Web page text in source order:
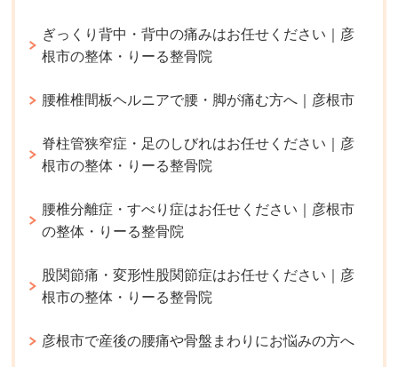
ぎっくり背中・背中の痛みはお任せください｜彦
根市の整体・りーる整骨院
腰椎椎間板ヘルニアで腰・脚が痛む方へ｜彦根市
脊柱管狭窄症・足のしびれはお任せください｜彦
根市の整体・りーる整骨院
腰椎分離症・すべり症はお任せください｜彦根市
の整体・りーる整骨院
股関節痛・変形性股関節症はお任せください｜彦
根市の整体・りーる整骨院
彦根市で産後の腰痛や骨盤まわりにお悩みの方へ